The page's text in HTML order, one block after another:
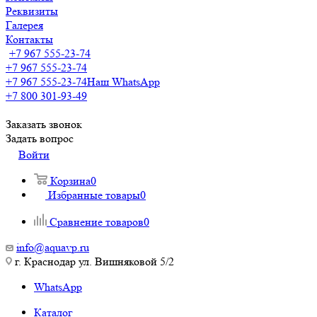
Реквизиты
Галерея
Контакты
+7 967 555-23-74
+7 967 555-23-74
+7 967 555-23-74Наш WhatsApp
+7 800 301-93-49
Заказать звонок
Задать вопрос
Войти
Корзина0
Избранные товары0
Сравнение товаров0
info@aquavp.ru
г. Краснодар ул. Вишняковой 5/2
WhatsApp
Каталог